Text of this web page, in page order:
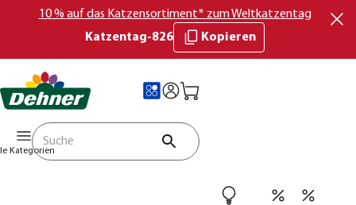
10 % auf das Katzensortiment* zum Weltkatzentag
Katzentag-826
Kopieren
Kategorien